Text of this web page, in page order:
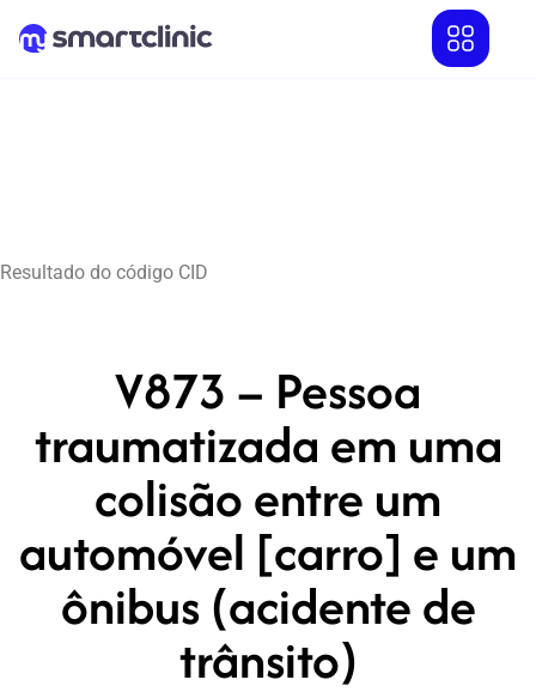
Resultado do código CID
V873 – Pessoa
traumatizada em uma
colisão entre um
automóvel [carro] e um
ônibus (acidente de
trânsito)